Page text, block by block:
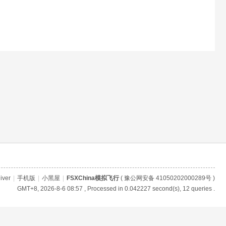
手机版 小黑屋 FSXChina模拟飞行( 豫公网安备 41050202000289号 )
GMT+8, 2026-8-6 08:57 , Processed in 0.042227 second(s), 12 queries .